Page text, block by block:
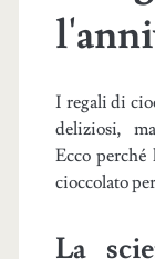
I regali di
deliziosi,
Ecco
cioccolato
La